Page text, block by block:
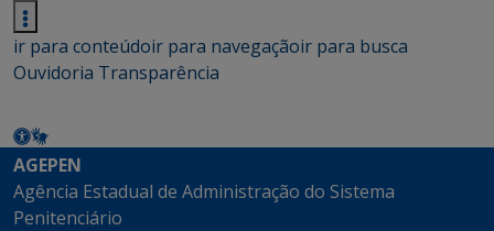
ir para conteúdoir para navegaçãoir para busca
Ouvidoria Transparência
AGEPEN
Agência Estadual de Administração do Sistema
Penitenciário